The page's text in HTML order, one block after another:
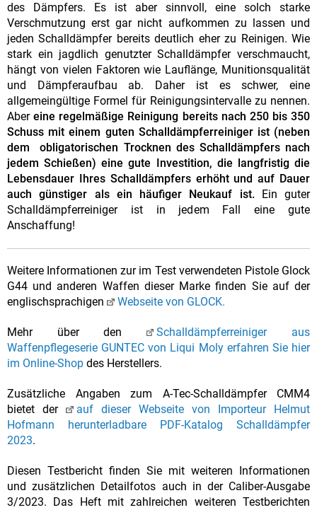
des Dämpfers. Es ist aber sinnvoll, eine solch starke
Verschmutzung erst gar nicht aufkommen zu lassen und
jeden Schalldämpfer bereits deutlich eher zu Reinigen. Wie
stark ein jagdlich genutzter Schalldämpfer verschmaucht,
hängt von vielen Faktoren wie Lauflänge, Munitionsqualität
und Dämpferaufbau ab. Daher ist es schwer, eine
allgemeingültige Formel für Reinigungsintervalle zu nennen.
Abereine regelmäßige Reinigung bereits nach 250 bis 350
Schuss mit einem guten Schalldämpferreiniger ist (neben
dem obligatorischen Trocknen des Schalldämpfers nach
jedem Schießen) eine gute Investition, die langfristig die
Lebensdauer Ihres Schalldämpfers erhöht und auf Dauer
auch günstiger als ein häufiger Neukauf ist.
Ein guter
Schalldämpferreiniger ist in jedem Fall eine gute
Anschaffung!
Weitere Informationen zur im Test verwendeten Pistole Glock
G44 und anderen Waffen dieser Marke finden Sie auf der
englischsprachigen
Webseite von GLOCK.
Mehr über den
Schalldämpferreiniger aus
Waffenpflegeserie GUNTEC von Liqui Moly erfahren Sie hier
im Online-Shop des Herstellers.
Zusätzliche Angaben zum A-Tec-Schalldämpfer CMM4
bietet der
auf dieser Webseite von Importeur Helmut
Hofmann herunterladbare PDF-Katalog Schalldämpfer
2023.
Diesen Testbericht finden Sie mit weiteren Informationen
und zusätzlichen Detailfotos auch in der Caliber-Ausgabe
3/2023. Das Heft mit zahlreichen weiteren Testberichten